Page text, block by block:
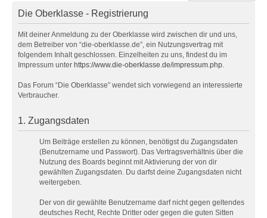
Die Oberklasse - Registrierung
Mit deiner Anmeldung zu der Oberklasse wird zwischen dir und uns,
dem Betreiber von “die-oberklasse.de”, ein Nutzungsvertrag mit
folgendem Inhalt geschlossen. Einzelheiten zu uns, findest du im
Impressum unter https://www.die-oberklasse.de/impressum.php.
Das Forum “Die Oberklasse” wendet sich vorwiegend an interessierte
Verbraucher.
1. Zugangsdaten
Um Beiträge erstellen zu können, benötigst du Zugangsdaten
(Benutzername und Passwort). Das Vertragsverhältnis über die
Nutzung des Boards beginnt mit Aktivierung der von dir
gewählten Zugangsdaten. Du darfst deine Zugangsdaten nicht
weitergeben.
Der von dir gewählte Benutzername darf nicht gegen geltendes
deutsches Recht, Rechte Dritter oder gegen die guten Sitten